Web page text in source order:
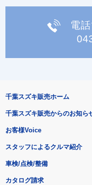
電
千葉スズキ販売ホーム
千葉スズキ販売からのお知ら
お客様Voice
スタッフによるクルマ紹介
車検/点検/整備
カタログ請求